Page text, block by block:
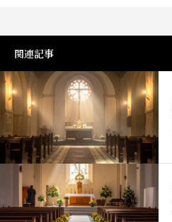
関連記事